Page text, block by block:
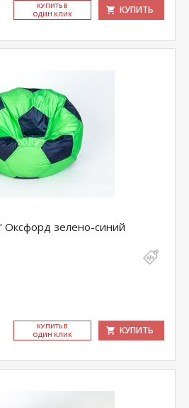
КУ­ПИТЬ В
ОДИН КЛИК
КУПИТЬ
зелено-синий
КУ­ПИТЬ В
ОДИН КЛИК
КУПИТЬ